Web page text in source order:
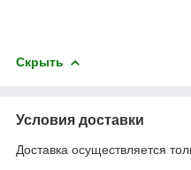
Скрыть
Условия доставки
Доставка осуществляется